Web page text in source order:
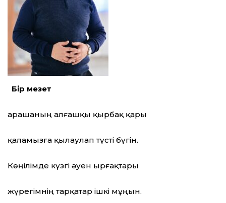
Бір мезет
Қарашаның алғашқы қырбақ қары
қаламызға қылаулап түсті бүгін.
Көңілімде күзгі әуен ырғақтары
жүрегімнің тарқатар ішкі мұңын.